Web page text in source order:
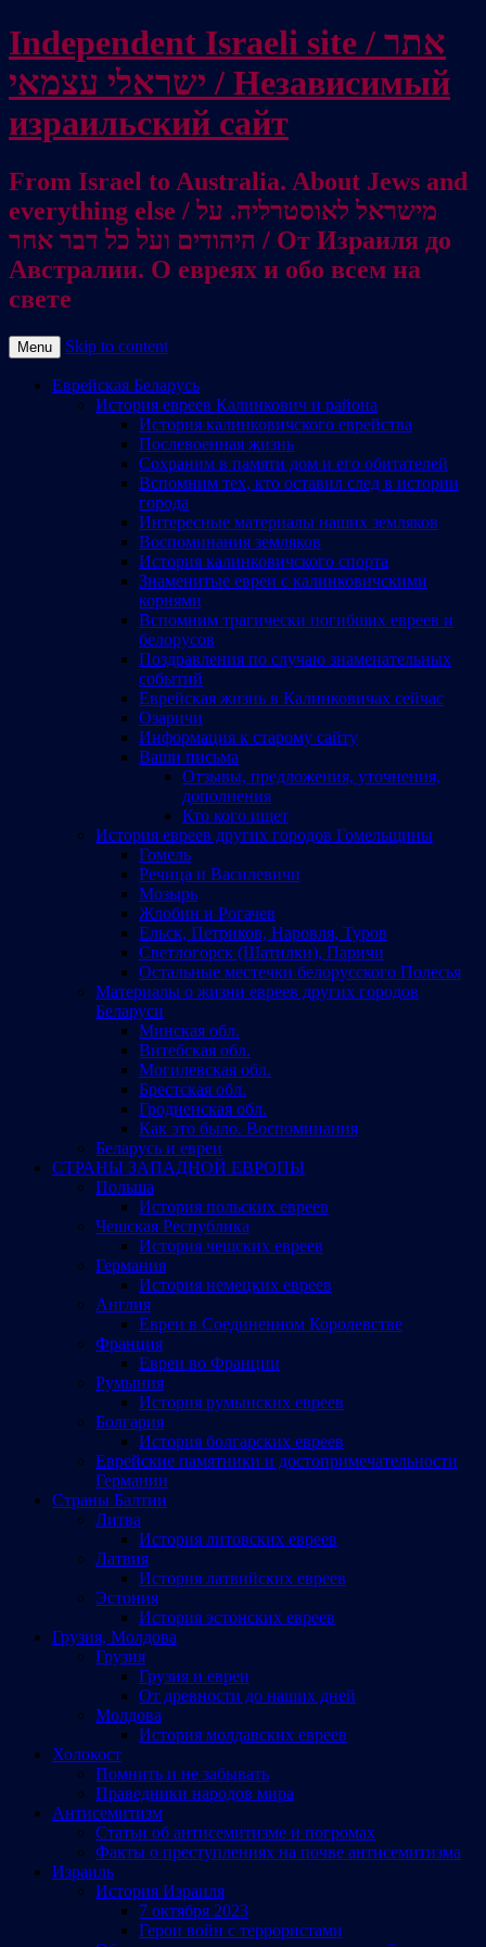
Independent Israeli site / אתר
ישראלי עצמאי / Независимый
израильский сайт
From Israel to Australia. About Jews and
everything else / מישראל לאוסטרליה. על
היהודים ועל כל דבר אחר / От Израиля до
Австралии. О евреях и обо всем на
свете
Menu Skip to content
Еврейская Беларусь
История евреев Калинкович и района
История калинковичского еврейства
Послевоенная жизнь
Сохраним в памяти дом и его обитателей
Вспомним тех, кто оставил след в истории
города
Интересные материалы наших земляков
Воспоминания земляков
История калинковичского спорта
Знаменитые евреи с калинковичскими
корнями
Вспомним трагически погибших евреев и
белорусов
Поздравления по случаю знаменательных
событий
Еврейская жизнь в Калинковичах сейчас
Озаричи
Информация к старому сайту
Ваши письма
Отзывы, предложения, уточнения,
дополнения
Кто кого ищет
История евреев других городов Гомельщины
Гомель
Речица и Василевичи
Мозырь
Жлобин и Рогачев
Ельск, Петриков, Наровля, Туров
Светлогорск (Шатилки), Паричи
Остальные местечки белорусского Полесья
Материалы о жизни евреев других городов
Беларуси
Минская обл.
Витебская обл.
Могилевская обл.
Брестская обл.
Гродненская обл.
Как это было. Воспоминания
Беларусь и евреи
СТРАНЫ ЗАПАДНОЙ ЕВРОПЫ
Польша
История польских евреев
Чешская Республика
История чешских евреев
Германия
История немецких евреев
Англия
Евреи в Соединенном Королевстве
Франция
Евреи во Франции
Румыния
История румынских евреев
Болгария
История болгарских евреев
Еврейские памятники и достопримечательности
Германии
Страны Балтии
Литва
История литовских евреев
Латвия
История латвийских евреев
Эстония
История эстонских евреев
Грузия, Молдова
Грузия
Грузия и евреи
От древности до наших дней
Молдова
История молдавских евреев
Холокост
Помнить и не забывать
Праведники народов мира
Антисемитизм
Статьи об антисемитизме и погромах
Факты о преступлениях на почве антисемитизма
Израиль
История Израиля
7 октября 2023
Герои войн с террористами